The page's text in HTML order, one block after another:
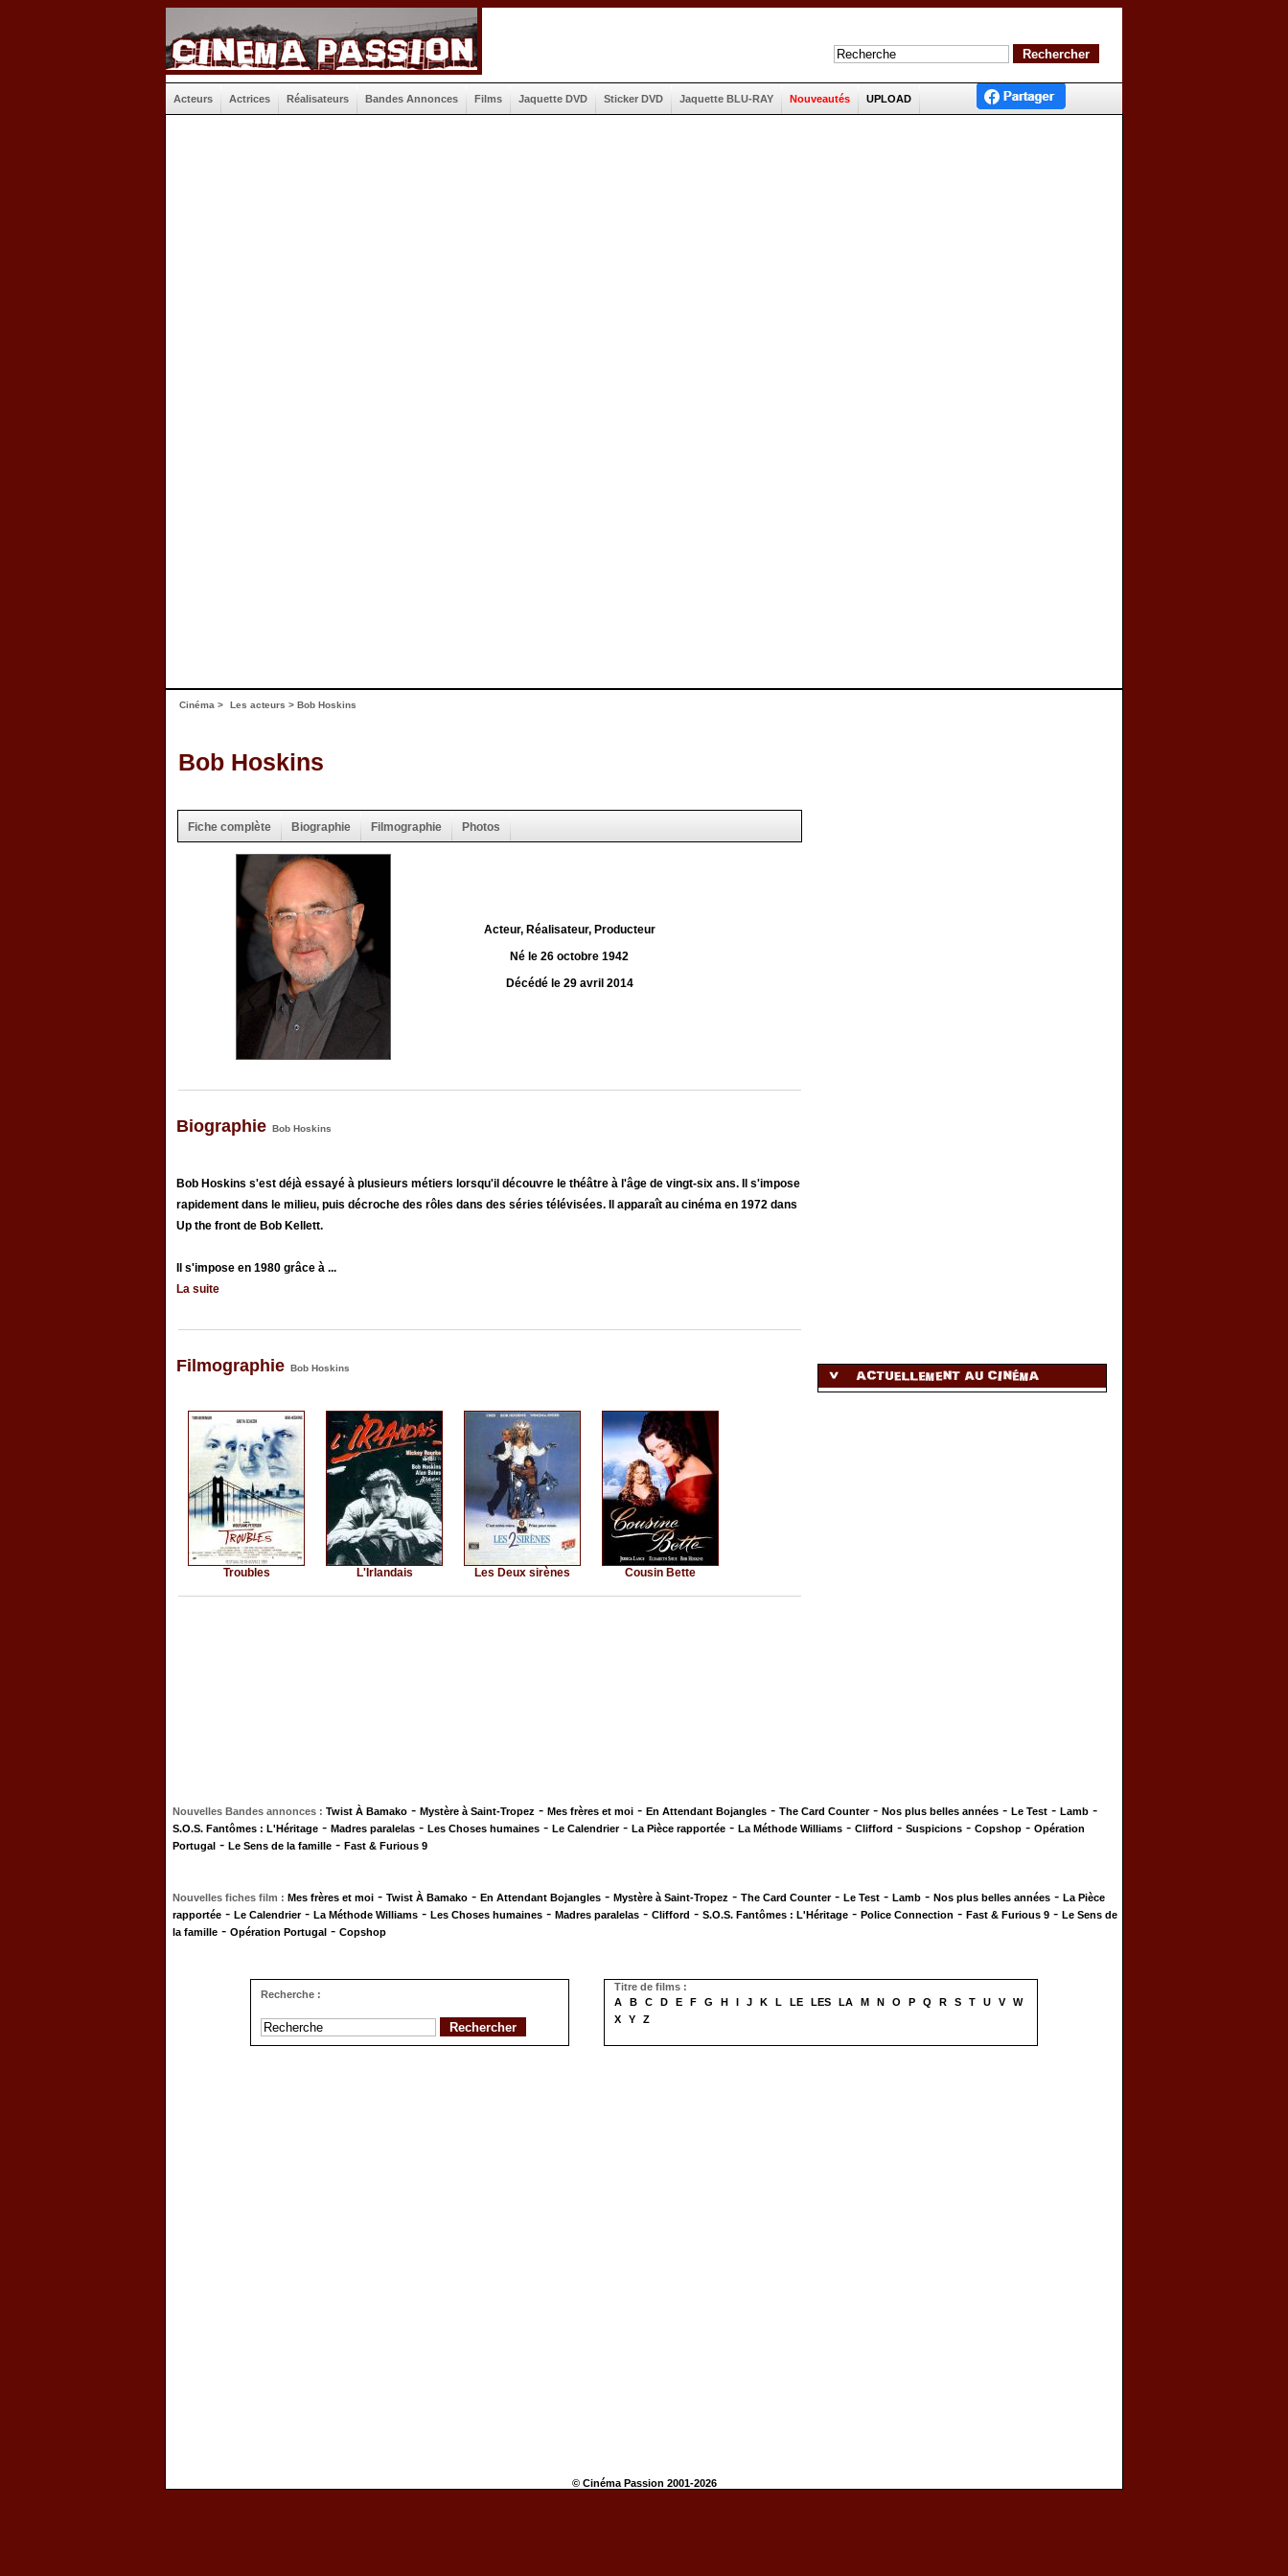
Acteurs Actrices Réalisateurs Bandes Annonces Films Jaquette DVD Sticker DVD Jaquette BLU-RAY Nouveautés UPLOAD
Cinéma > Les acteurs > Bob Hoskins
Bob Hoskins
Fiche complète Biographie Filmographie Photos
Acteur, Réalisateur, Producteur
Né le 26 octobre 1942
Décédé le 29 avril 2014
Biographie Bob Hoskins
Bob Hoskins s'est déjà essayé à plusieurs métiers lorsqu'il découvre le théâtre à l'âge de vingt-six ans. Il s'impose
rapidement dans le milieu, puis décroche des rôles dans des séries télévisées. Il apparaît au cinéma en 1972 dans
Up the front de Bob Kellett.
Il s'impose en 1980 grâce à ...
La suite
Filmographie Bob Hoskins
Troubles L'Irlandais Les Deux sirènes Cousin Bette
Nouvelles Bandes annonces : Twist À Bamako - Mystère à Saint-Tropez - Mes frères et moi - En Attendant Bojangles - The Card Counter- Nos plus belles années - Le Test - Lamb -
S.O.S. Fantômes : L'Héritage - Madres paralelas - Les Choses humaines - Le Calendrier- La Pièce rapportée - La Méthode Williams - Clifford - Suspicions - Copshop - Opération
Portugal - Le Sens de la famille - Fast & Furious 9
Nouvelles fiches film : Mes frères et moi - Twist À Bamako - En Attendant Bojangles - Mystère à Saint-Tropez - The Card Counter- Le Test - Lamb - Nos plus belles années - La Pièce
rapportée - Le Calendrier- La Méthode Williams - Les Choses humaines - Madres paralelas - Clifford - S.O.S. Fantômes : L'Héritage - Police Connection - Fast & Furious 9 - Le Sens de
la famille - Opération Portugal - Copshop
Recherche :
Titre de films :
A
B C D E F G H I J K L LE LES LA M N O P Q R S T U V
W
X
Y Z
© Cinéma Passion 2001-2026